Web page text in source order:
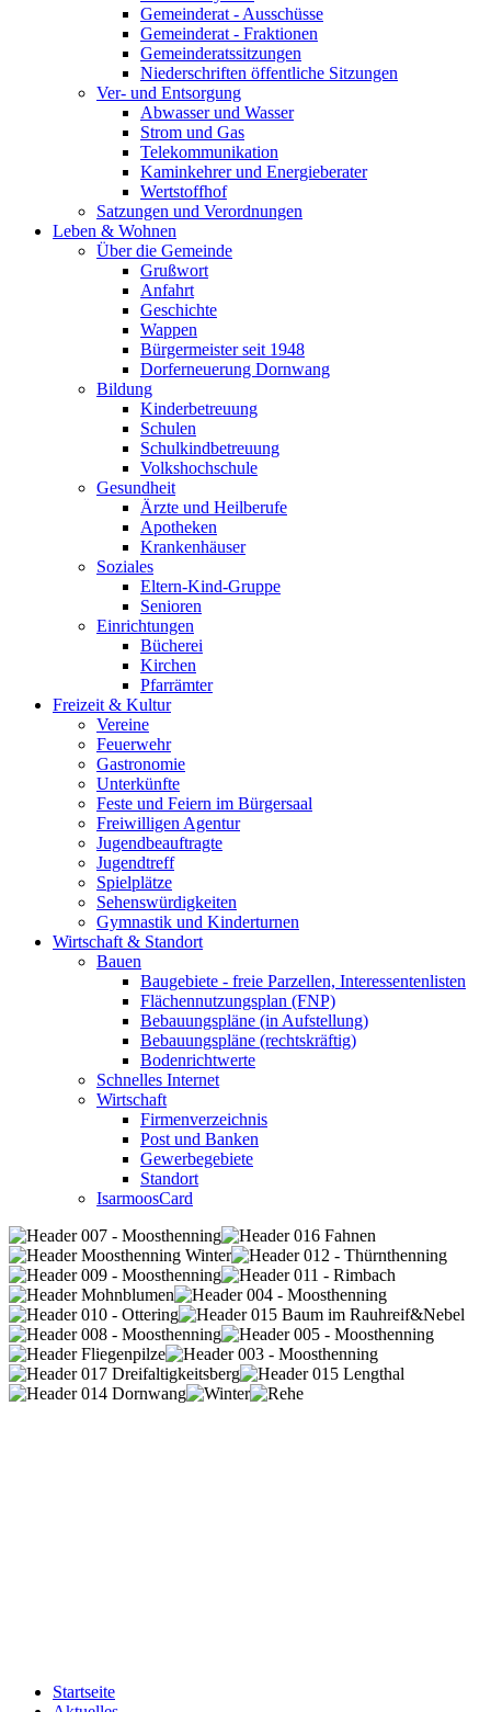
Gemeinderat - Ausschüsse
Gemeinderat - Fraktionen
Gemeinderatssitzungen
Niederschriften öffentliche Sitzungen
Ver- und Entsorgung
Abwasser und Wasser
Strom und Gas
Telekommunikation
Kaminkehrer und Energieberater
Wertstoffhof
Satzungen und Verordnungen
Leben & Wohnen
Über die Gemeinde
Grußwort
Anfahrt
Geschichte
Wappen
Bürgermeister seit 1948
Dorferneuerung Dornwang
Bildung
Kinderbetreuung
Schulen
Schulkindbetreuung
Volkshochschule
Gesundheit
Ärzte und Heilberufe
Apotheken
Krankenhäuser
Soziales
Eltern-Kind-Gruppe
Senioren
Einrichtungen
Bücherei
Kirchen
Pfarrämter
Freizeit & Kultur
Vereine
Feuerwehr
Gastronomie
Unterkünfte
Feste und Feiern im Bürgersaal
Freiwilligen Agentur
Jugendbeauftragte
Jugendtreff
Spielplätze
Sehenswürdigkeiten
Gymnastik und Kinderturnen
Wirtschaft & Standort
Bauen
Baugebiete - freie Parzellen, Interessentenlisten
Flächennutzungsplan (FNP)
Bebauungspläne (in Aufstellung)
Bebauungspläne (rechtskräftig)
Bodenrichtwerte
Schnelles Internet
Wirtschaft
Firmenverzeichnis
Post und Banken
Gewerbegebiete
Standort
IsarmoosCard
Startseite